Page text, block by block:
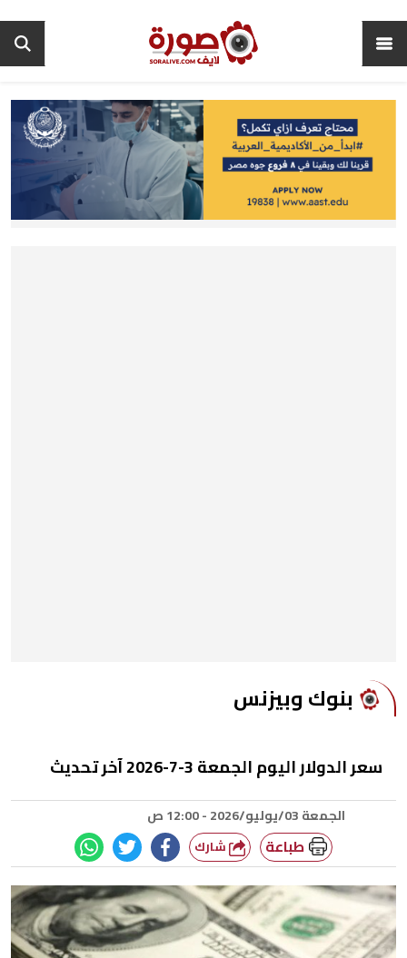
بنوك وبيزنس
سعر الدولار اليوم الجمعة 3-7-2026 آخر تحديث
الجمعة 03/يوليو/2026 - 12:00 ص
طباعة